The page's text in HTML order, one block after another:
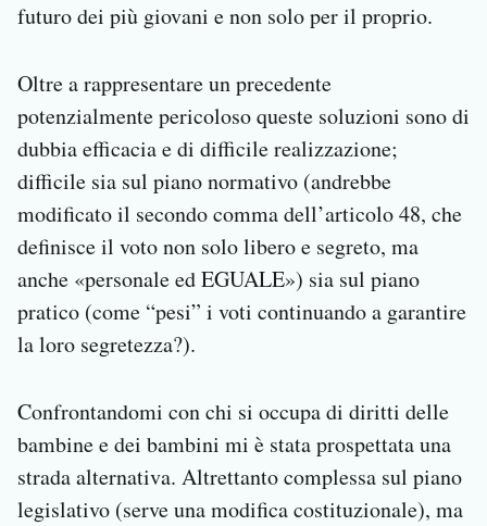
futuro dei più giovani e non solo per il proprio.
Oltre a rappresentare un precedente
potenzialmente pericoloso queste soluzioni sono di
dubbia efficacia e di difficile realizzazione;
difficile sia sul piano normativo (andrebbe
modificato il secondo comma dell’articolo 48, che
definisce il voto non solo libero e segreto, ma
anche «personale ed EGUALE») sia sul piano
pratico (come “pesi” i voti continuando a garantire
la loro segretezza?).
Confrontandomi con chi si occupa di diritti delle
bambine e dei bambini mi è stata prospettata una
strada alternativa. Altrettanto complessa sul piano
legislativo (serve una modifica costituzionale), ma